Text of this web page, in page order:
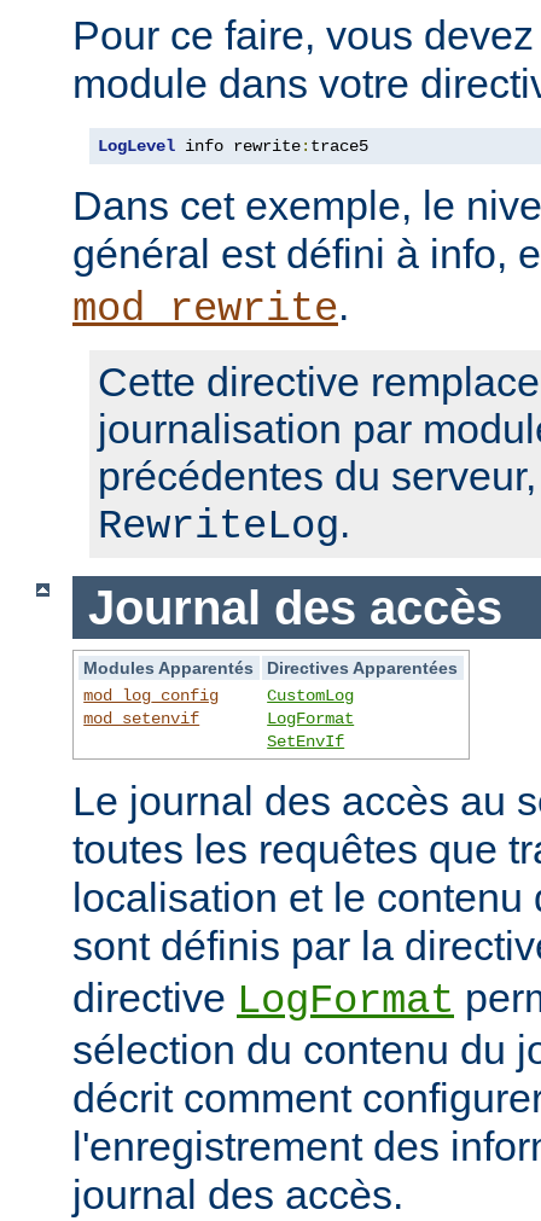
Pour ce faire, vous
module dans votre
LogLevel info rewrite: trace5
Dans cet exemple, le
général est défini à info,
mod_rewrite.
Cette directive
journalisation par
précédentes du
RewriteLog.
Journal des accès
Modules Apparentés
Directives Apparentées
mod_log_config
mod_setenvif
CustomLog
LogFormat
SetEnvIf
Le journal des accès au
toutes les requêtes que
localisation et le
sont définis par la
directive LogFormat
sélection du contenu du
décrit comment
l'enregistrement des
journal des accès.